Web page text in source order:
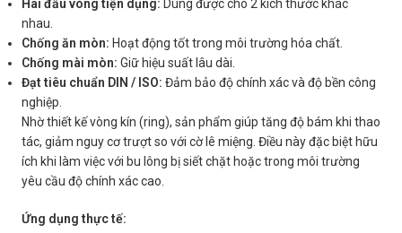
Hai đầu vòng tiện dụng: Dùng được cho 2 kích thước khác
nhau.
Chống ăn mòn: Hoạt động tốt trong môi trường hóa chất.
Chống mài mòn: Giữ hiệu suất lâu dài.
Đạt tiêu chuẩn DIN / ISO: Đảm bảo độ chính xác và độ bền công
nghiệp.
Nhờ thiết kế vòng kín (ring), sản phẩm giúp tăng độ bám khi thao
tác, giảm nguy cơ trượt so với cờ lê miệng. Điều này đặc biệt hữu
ích khi làm việc với bu lông bị siết chặt hoặc trong môi trường
yêu cầu độ chính xác cao.
Ứng dụng thực tế: